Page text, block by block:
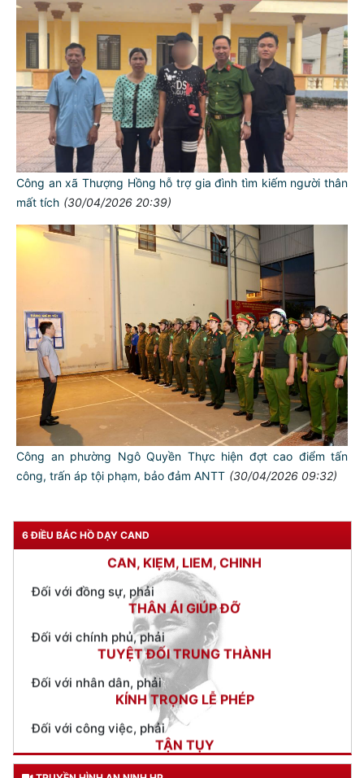
Công an xã Thượng Hồng hỗ trợ gia đình tìm kiếm người thân
mất tích (30/04/2026 20:39)
Công an phường Ngô Quyền Thực hiện đợt cao điểm tấn
công, trấn áp tội phạm, bảo đảm ANTT (30/04/2026 09:32)
6 ĐIỀU BÁC HỒ DẠY CAND
TƯ CÁCH
NGƯỜI CÔNG AN CÁCH MỆNH LÀ:
Đối với đồng sự, phải
THÂN ÁI GIÚP ĐỠ
Đối với chính phủ, phải
TUYỆT ĐỐI TRUNG THÀNH
Đối với nhân dân, phải
KÍNH TRỌNG LỄ PHÉP
Đối với công việc, phải
TẬN TỤY
CƯƠNG QUYẾT, KHÔN KHÉO
Trích thư Chủ tịch Hồ Chí Minh